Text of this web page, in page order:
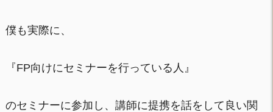
僕も実際に、
『FP向けにセミナーを行っている人』
のセミナーに参加し、講師に提携を話をして良い関